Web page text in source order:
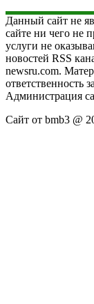
Данный сайт не
сайте ни чего не
услуги не
новостей RSS
newsru.com.
ответственность
Администрация
Сайт от bmb3 @